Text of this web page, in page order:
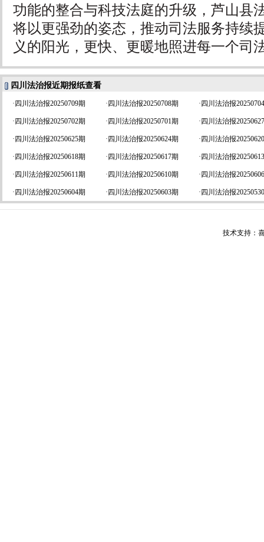
功能的整合与科技法庭的升级，芦山县
将以更强劲的姿态，推动司法服务持续
义的阳光，更快、更暖地照进每一个司
四川法治报近期报纸查看
· 四川法治报20250709期 · 四川法治报20250708期 · 四川法治报
· 四川法治报20250702期 · 四川法治报20250701期 · 四川法治报
· 四川法治报20250625期 · 四川法治报20250624期 · 四川法治报
· 四川法治报20250618期 · 四川法治报20250617期 · 四川法治报
· 四川法治报20250611期 · 四川法治报20250610期 · 四川法治报
· 四川法治报20250604期 · 四川法治报20250603期 · 四川法治报
技术支持：